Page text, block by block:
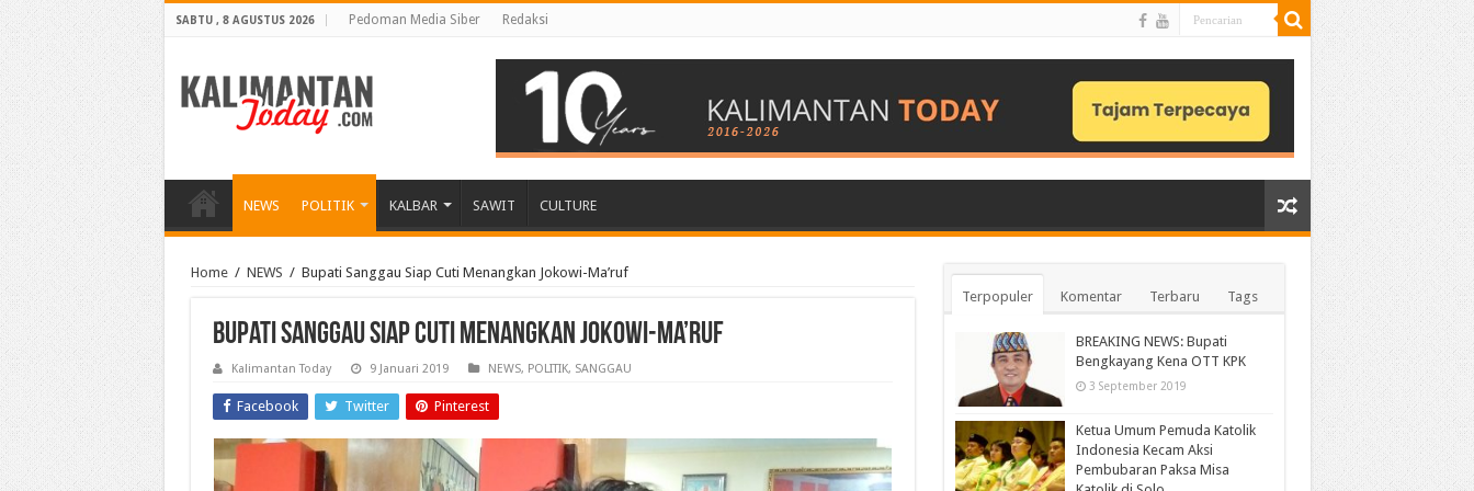
SABTU , 8 AGUSTUS 2026 Pedoman Media Siber Redaksi
NEWS POLITIK KALBAR SAWIT CULTURE
Home / NEWS / Bupati Sanggau Siap Cuti Menangkan Jokowi-Ma’ruf
Bupati Sanggau Siap Cuti Menangkan Jokowi-Ma’ruf
Kalimantan Today 9 Januari 2019 NEWS, POLITIK, SANGGAU
Facebook Twitter Pinterest
Terpopuler Komentar Terbaru Tags
BREAKING NEWS: Bupati
Bengkayang Kena OTT KPK
3 September 2019
Ketua Umum Pemuda Katolik
Indonesia Kecam Aksi
Pembubaran Paksa Misa